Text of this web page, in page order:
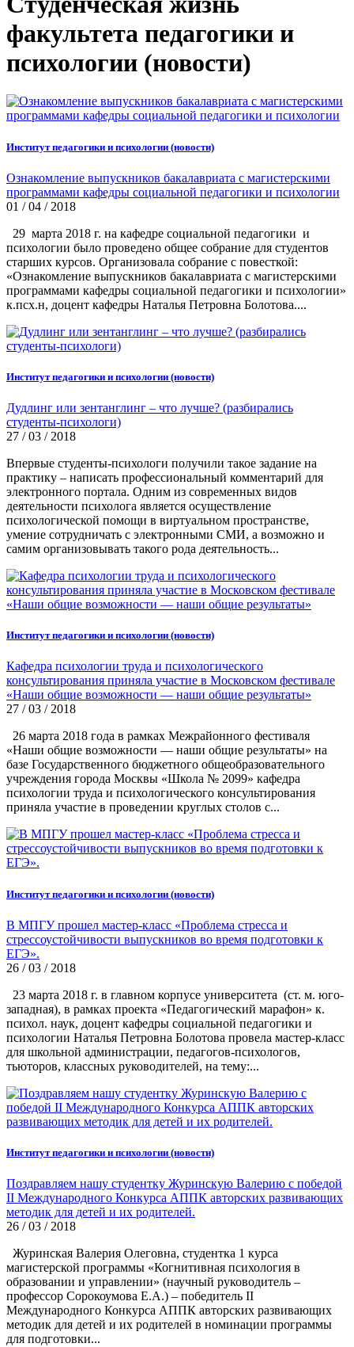
факультета педагогики и
психологии (новости)
Институт педагогики и психологии (новости)
Ознакомление выпускников бакалавриата с магистерскими
программами кафедры социальной педагогики и психологии
01 / 04 / 2018
29 марта 2018 г. на кафедре социальной педагогики и
психологии было проведено общее собрание для студентов
старших курсов. Организовала собрание с повесткой:
«Ознакомление выпускников бакалавриата с магистерскими
программами кафедры социальной педагогики и психологии»
к.псх.н, доцент кафедры Наталья Петровна Болотова....
Институт педагогики и психологии (новости)
Дудлинг или зентанглинг – что лучше? (разбирались
студенты-психологи)
27 / 03 / 2018
Впервые студенты-психологи получили такое задание на
практику – написать профессиональный комментарий для
электронного портала. Одним из современных видов
деятельности психолога является осуществление
психологической помощи в виртуальном пространстве,
умение сотрудничать с электронными СМИ, а возможно и
самим организовывать такого рода деятельность...
Институт педагогики и психологии (новости)
Кафедра психологии труда и психологического
консультирования приняла участие в Московском фестивале
«Наши общие возможности — наши общие результаты»
27 / 03 / 2018
26 марта 2018 года в рамках Межрайонного фестиваля
«Наши общие возможности — наши общие результаты» на
базе Государственного бюджетного общеобразовательного
учреждения города Москвы «Школа № 2099» кафедра
психологии труда и психологического консультирования
приняла участие в проведении круглых столов с...
Институт педагогики и психологии (новости)
В МПГУ прошел мастер-класс «Проблема стресса и
стрессоустойчивости выпускников во время подготовки к
ЕГЭ».
26 / 03 / 2018
23 марта 2018 г. в главном корпусе университета (ст. м. юго-
западная), в рамках проекта «Педагогический марафон» к.
психол. наук, доцент кафедры социальной педагогики и
психологии Наталья Петровна Болотова провела мастер-класс
для школьной администрации, педагогов-психологов,
тьюторов, классных руководителей, на тему:...
Институт педагогики и психологии (новости)
Поздравляем нашу студентку Журинскую Валерию с победой
II Международного Конкурса АППК авторских развивающих
методик для детей и их родителей.
26 / 03 / 2018
Журинская Валерия Олеговна, студентка 1 курса
магистерской программы «Когнитивная психология в
образовании и управлении» (научный руководитель –
профессор Сорокоумова Е.А.) – победитель II
Международного Конкурса АППК авторских развивающих
методик для детей и их родителей в номинации программы
для подготовки...